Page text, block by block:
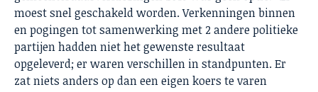
moest snel geschakeld worden. Verkenningen binnen
en pogingen tot samenwerking met 2 andere politieke
partijen hadden niet het gewenste resultaat
opgeleverd; er waren verschillen in standpunten. Er
zat niets anders op dan een eigen koers te varen